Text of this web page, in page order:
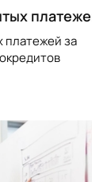
платежей за